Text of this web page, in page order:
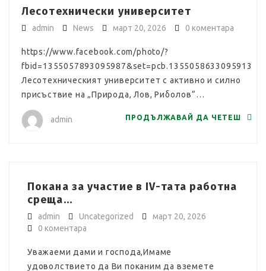
Лесотехнически университет
admin News март 20, 2026 0 коментара
https://www.facebook.com/photo/?
fbid=1355057893095987&set=pcb.1355058633095913
Лесотехническият университет с активно и силно
присъствие на „Природа, Лов, Риболов“…
admin ПРОДЪЛЖАВАЙ ДА ЧЕТЕШ
Покана за участие в IV-тата работна
среща...
admin Uncategorized
март 20, 2026
0 коментара
Уважаеми дами и господа,Имаме
удоволствието да Ви поканим да вземете